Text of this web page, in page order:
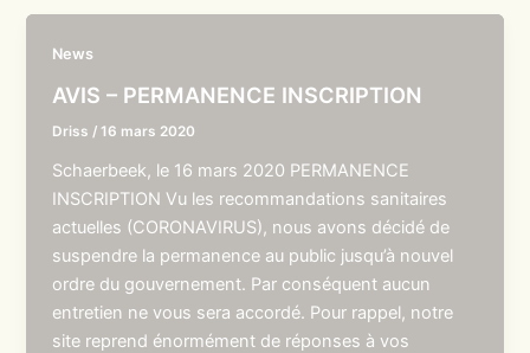
News
AVIS – PERMANENCE INSCRIPTION
Driss /16 mars 2020
Schaerbeek, le 16 mars 2020 PERMANENCE
INSCRIPTION Vu les recommandations sanitaires
actuelles (CORONAVIRUS), nous avons décidé de
suspendre la permanence au public jusqu’à nouvel
ordre du gouvernement. Par conséquent aucun
entretien ne vous sera accordé. Pour rappel, notre
site reprend énormément de réponses à vos